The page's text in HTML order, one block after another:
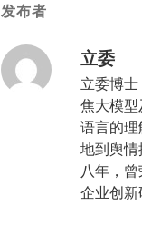
发布者
立委
立委博
焦大模
语言的
地到舆
八年，
企业创